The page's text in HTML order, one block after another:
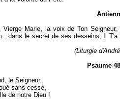
Vierge Marie, la voix de Ton
: dans le secret de ses desseins, Il
(Liturgie
Psaume
le Seigneur,
sans cesse,
de notre Dieu !